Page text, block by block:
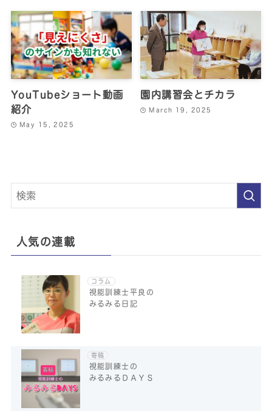
YouTubeショート動画
紹介
May 15, 2025
園内講習会とチカラ
March 19, 2025
人気の連載
コラム
視能訓練士平良の
みるみる日記
寄稿
視能訓練士の
みるみるＤＡＹＳ